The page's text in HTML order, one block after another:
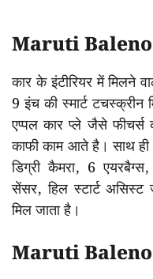
Maruti Baleno
कार के इंटीरियर में मिलने
9 इंच की स्मार्ट
एप्पल कार प्ले जैसे फीचर्स
काफी काम आते है। साथ ही
डिग्री कैमरा, 6
सेंसर, हिल स्टार्ट असिस्ट
मिल जाता है।
Maruti Baleno